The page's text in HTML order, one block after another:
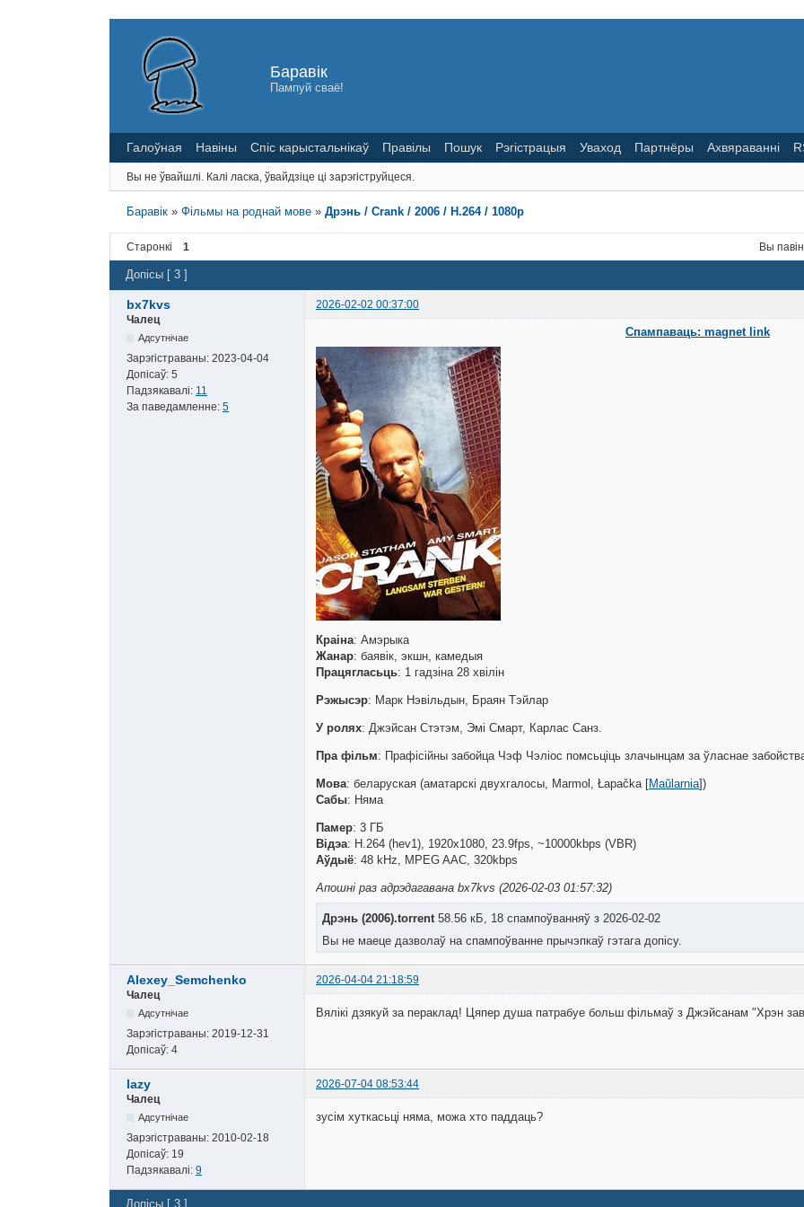
Баравік
Пампуй сваё!
Галоўная Навіны Спіс карыстальнікаў Правілы Пошук Рэгістрацыя Уваход Партнёры Ахвяраванні
Вы не ўвайшлі. Калі ласка, ўвайдзіце ці зарэгіструйцеся.
Баравік »Фільмы на роднай мове »Дрэнь / Crank / 2006 / H.264 / 1080р
Старонкі 1 Вы
Допісы [ 3 ]
bx7kvs
2026-02-02 00:37:00
Чалец
Адсутнічае
Зарэгістраваны: 2023-04-04
Допісаў: 5
Падзякавалі: 11
За паведамленне: 5
Спампаваць: magnet link
Краіна: Амэрыка
Жанар: баявік, экшн, камедыя
Працягласьць: 1 гадзіна 28 хвілін
Рэжысэр: Марк Нэвільдын, Браян Тэйлар
У ролях: Джэйсан Стэтэм, Эмі Смарт, Карлас Санз.
Пра фільм: Прафісійны забойца Чэф Чэліос помсьціць злачынцам за ўласнае
Мова: беларуская (аматарскі двухгалосы, Marmol, Łapačka [Maŭlarnia])
Сабы: Няма
Памер: 3 ГБ
Відэа: H.264 (hev1), 1920x1080, 23.9fps, ~10000kbps (VBR)
Аўдыё: 48 kHz, MPEG AAC, 320kbps
Апошні раз адрэдагавана bx7kvs (2026-02-03 01:57:32)
Дрэнь (2006).torrent58.56 кБ, 18 спампоўванняў з 2026-02-02
Вы не маеце дазволаў на спампоўванне прычэпкаў гэтага допісу.
Alexey_Semchenko
2026-04-04 21:18:59
Чалец
Адсутнічае
Зарэгістраваны: 2019-12-31
Допісаў: 4
Вялікі дзякуй за пераклад! Цяпер душа патрабуе больш фільмаў з Джэйсанам "Хрэн
lazy
2026-07-04 08:53:44
Чалец
Адсутнічае
Зарэгістраваны: 2010-02-18
Допісаў: 19
Падзякавалі: 9
зусім хуткасьці няма, можа хто паддаць?
Допісы [ 3 ]